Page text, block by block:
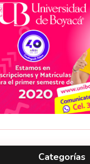
Categorías